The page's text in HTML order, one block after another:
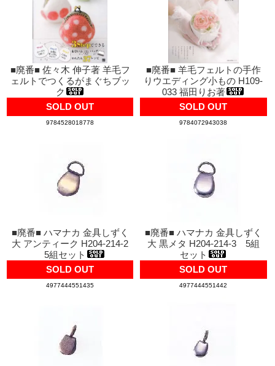
■廃番■ 佐々木 伸子著 羊毛フ
ェルトでつくるがまぐちブッ
ク
SOLD OUT
9784528018778
■廃番■ 羊毛フェルトの手作
りウエディング小もの H109-
033 福田りお著
SOLD OUT
9784072943038
■廃番■ ハマナカ 金具しずく
大 アンティーク H204-214-2
5組セット
SOLD OUT
4977444551435
■廃番■ ハマナカ 金具しずく
大 黒メタ H204-214-3 5組
セット
SOLD OUT
4977444551442